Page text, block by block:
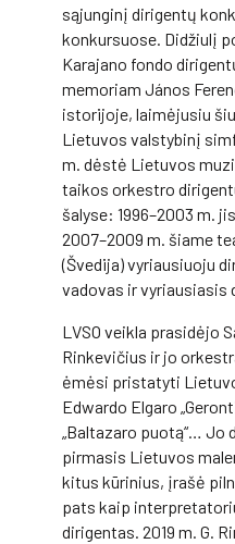
sąjunginį dirigentų
konkursuose. Didžiulį
Karajano fondo
memoriam János
istorijoje, laimėjusiu
Lietuvos valstybinį
m. dėstė Lietuvos
taikos orkestro
šalyse: 1996–2003 m.
2007–2009 m. šiame
(Švedija) vyriausiuoju
vadovas ir vyriausiasis
LVSO veikla prasidėjo
Rinkevičius ir jo
ėmėsi pristatyti
Edwardo Elgaro
„Baltazaro puotą“… Jo
pirmasis Lietuvos
kitus kūrinius, įrašė
pats kaip
dirigentas. 2019 m. G.